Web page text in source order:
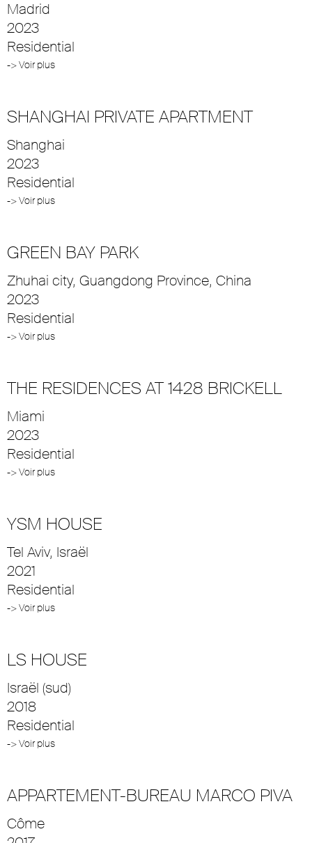
Madrid
2023
Residential
-> Voir plus
SHANGHAI PRIVATE APARTMENT
Shanghai
2023
Residential
-> Voir plus
GREEN BAY PARK
Zhuhai city, Guangdong Province, China
2023
Residential
-> Voir plus
THE RESIDENCES AT 1428 BRICKELL
Miami
2023
Residential
-> Voir plus
YSM HOUSE
Tel Aviv, Israël
2021
Residential
-> Voir plus
LS HOUSE
Israël (sud)
2018
Residential
-> Voir plus
APPARTEMENT-BUREAU MARCO PIVA
Côme